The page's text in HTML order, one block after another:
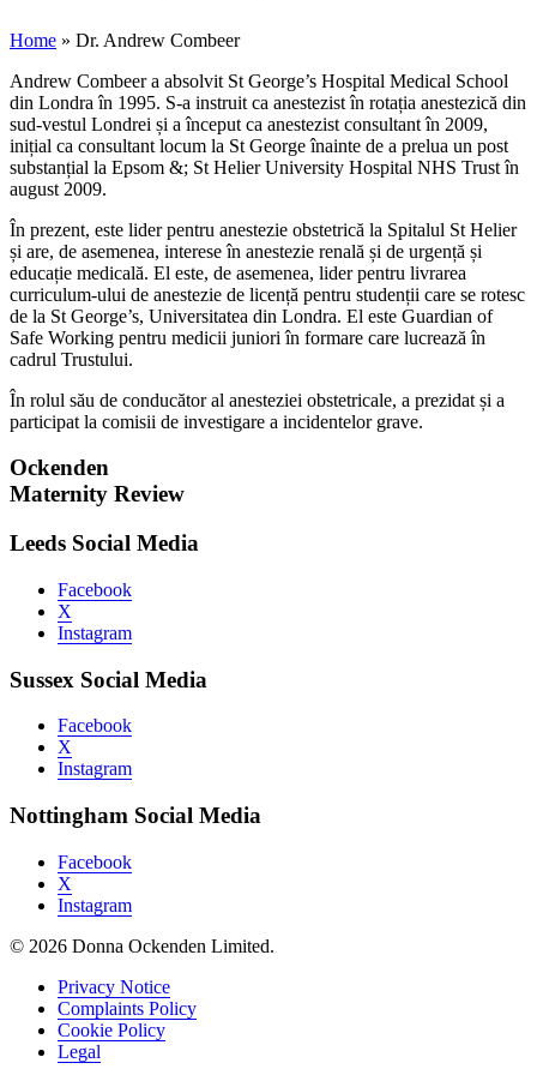
Home » Dr. Andrew Combeer
Andrew Combeer a absolvit St George’s Hospital Medical School
din Londra în 1995. S-a instruit ca anestezist în rotația anestezică din
sud-vestul Londrei și a început ca anestezist consultant în 2009,
inițial ca consultant locum la St George înainte de a prelua un post
substanțial la Epsom &; St Helier University Hospital NHS Trust în
august 2009.
În prezent, este lider pentru anestezie obstetrică la Spitalul St Helier
și are, de asemenea, interese în anestezie renală și de urgență și
educație medicală. El este, de asemenea, lider pentru livrarea
curriculum-ului de anestezie de licență pentru studenții care se rotesc
de la St George’s, Universitatea din Londra. El este Guardian of
Safe Working pentru medicii juniori în formare care lucrează în
cadrul Trustului.
În rolul său de conducător al anesteziei obstetricale, a prezidat și a
participat la comisii de investigare a incidentelor grave.
Ockenden
Maternity Review
Leeds Social Media
Facebook
X
Instagram
Sussex Social Media
Facebook
X
Instagram
Nottingham Social Media
Facebook
X
Instagram
© 2026 Donna Ockenden Limited.
Privacy Notice
Complaints Policy
Cookie Policy
Legal